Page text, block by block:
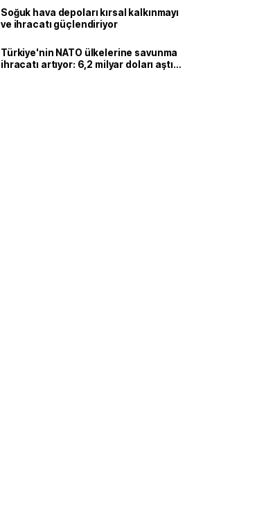
Soğuk hava depoları kırsal kalkınmayı
ve ihracatı güçlendiriyor
Türkiye'nin NATO ülkelerine savunma
ihracatı artıyor: 6,2 milyar doları aştı